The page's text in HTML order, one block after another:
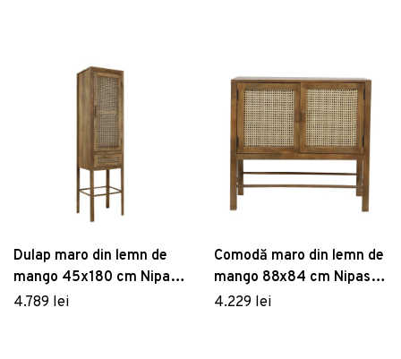
Dulap maro din lemn de
mango 45x180 cm Nipas
– Light & Living
4.789 lei
Comodă maro din lemn de
mango 88x84 cm Nipas –
Light & Living
4.229 lei